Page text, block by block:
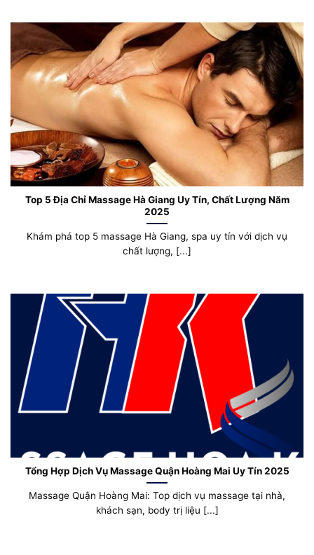
Top 5 Địa Chỉ Massage Hà Giang Uy Tín, Chất Lượng Năm
2025
Khám phá top 5 massage Hà Giang, spa uy tín với dịch vụ
chất lượng, [...]
Tổng Hợp Dịch Vụ Massage Quận Hoàng Mai Uy Tín 2025
Massage Quận Hoàng Mai: Top dịch vụ massage tại nhà,
khách sạn, body trị liệu [...]